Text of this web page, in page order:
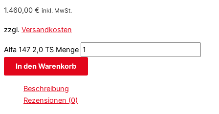
1.460,00 € inkl. MwSt.
zzgl. Versandkosten
Alfa 147 2,0 TS Menge
In den Warenkorb
Beschreibung
Rezensionen (0)